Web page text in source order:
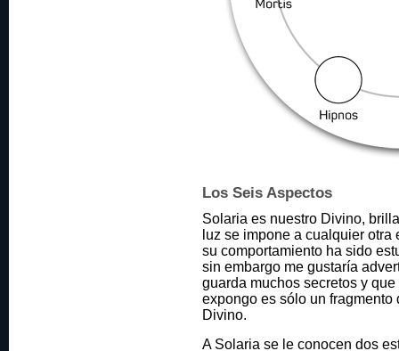
Los Seis Aspectos
Solaria es nuestro Divino,
luz se impone a cualquier
su comportamiento ha sido
sin embargo me gustaría
guarda muchos secretos y
expongo es sólo un fragmento
Divino.
A Solaria se le conocen dos